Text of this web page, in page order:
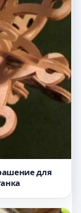
для